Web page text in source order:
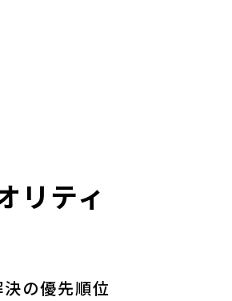
リティ
の優先順位